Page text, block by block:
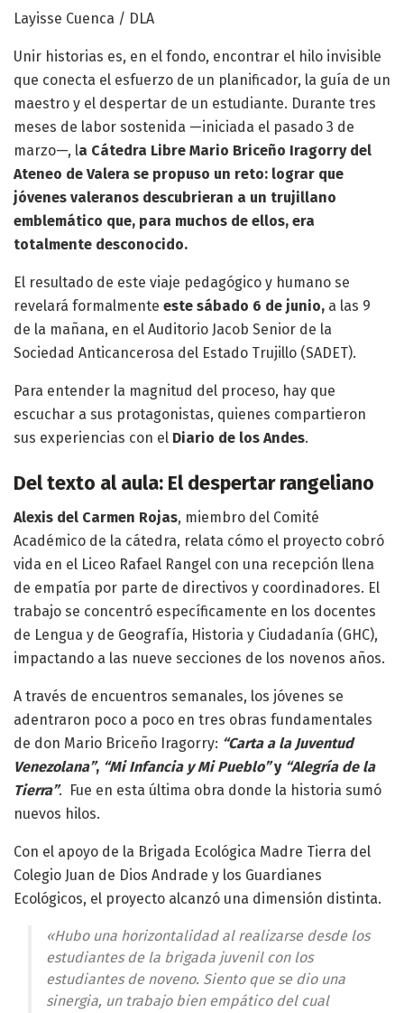
Layisse Cuenca / DLA
Unir historias es, en el fondo, encontrar el hilo invisible
que conecta el esfuerzo de un planificador, la guía de un
maestro y el despertar de un estudiante. Durante tres
meses de labor sostenida —iniciada el pasado 3 de
marzo—, la Cátedra Libre Mario Briceño Iragorry del
Ateneo de Valera se propuso un reto: lograr que
jóvenes valeranos descubrieran a un trujillano
emblemático que, para muchos de ellos, era
totalmente desconocido.
El resultado de este viaje pedagógico y humano se
revelará formalmente este sábado 6 de junio, a las 9
de la mañana, en el Auditorio Jacob Senior de la
Sociedad Anticancerosa del Estado Trujillo (SADET).
Para entender la magnitud del proceso, hay que
escuchar a sus protagonistas, quienes compartieron
sus experiencias con el Diario de los Andes.
Del texto al aula: El despertar rangeliano
Alexis del Carmen Rojas, miembro del Comité
Académico de la cátedra, relata cómo el proyecto cobró
vida en el Liceo Rafael Rangel con una recepción llena
de empatía por parte de directivos y coordinadores. El
trabajo se concentró específicamente en los docentes
de Lengua y de Geografía, Historia y Ciudadanía (GHC),
impactando a las nueve secciones de los novenos años.
A través de encuentros semanales, los jóvenes se
adentraron poco a poco en tres obras fundamentales
de don Mario Briceño Iragorry: “Carta a la Juventud
Venezolana”, “Mi Infancia y Mi Pueblo”y “Alegría de la
Tierra”. Fue en esta última obra donde la historia sumó
nuevos hilos.
Con el apoyo de la Brigada Ecológica Madre Tierra del
Colegio Juan de Dios Andrade y los Guardianes
Ecológicos, el proyecto alcanzó una dimensión distinta.
«Hubo una horizontalidad al realizarse desde los
estudiantes de la brigada juvenil con los
estudiantes de noveno. Siento que se dio una
sinergia, un trabajo bien empático del cual